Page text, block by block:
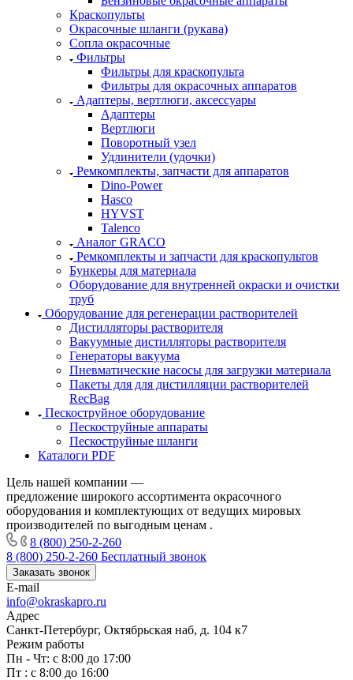
Краскопульты
Окрасочные шланги (рукава)
Сопла окрасочные
Фильтры
Фильтры для краскопульта
Фильтры для окрасочных аппаратов
Адаптеры, вертлюги, аксессуары
Адаптеры
Вертлюги
Поворотный узел
Удлинители (удочки)
Ремкомплекты, запчасти для аппаратов
Dino-Power
Hasco
HYVST
Talenco
Аналог GRACO
Ремкомплекты и запчасти для краскопультов
Бункеры для материала
Оборудование для внутренней окраски и очистки
труб
Оборудование для регенерации растворителей
Дистилляторы растворителя
Вакуумные дистилляторы растворителя
Генераторы вакуума
Пневматические насосы для загрузки материала
Пакеты для для дистилляции растворителей
RecBag
Пескоструйное оборудование
Пескоструйные аппараты
Пескоструйные шланги
Каталоги PDF
Цель нашей компании —
предложение широкого ассортимента окрасочного
оборудования и комплектующих от ведущих мировых
производителей по выгодным ценам .
8 (800) 250-2-260
8 (800) 250-2-260 Бесплатный звонок
Заказать звонок
E-mail
info@okraskapro.ru
Адрес
Санкт-Петербург, Октябрьская наб, д. 104 к7
Режим работы
Пн - Чт: с 8:00 до 17:00
Пт : с 8:00 до 16:00